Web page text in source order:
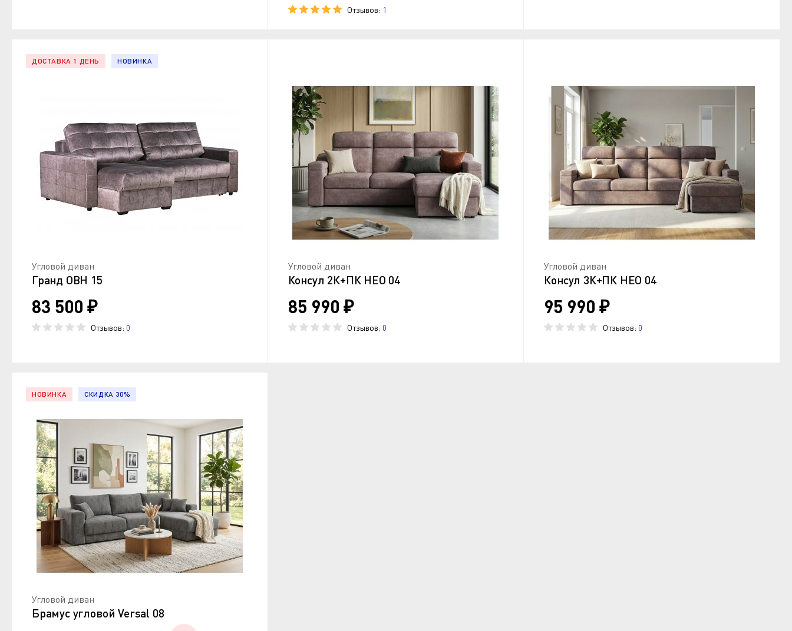
Отзывов: 1
Угловой диван
Гранд ОВН 15
83 500 ₽
Отзывов: 0
ДОСТАВКА 1 ДЕНЬ НОВИНКА
Угловой диван
Консул 2К+ПК НЕО 04
85 990 ₽
Отзывов: 0
Угловой диван
Консул 3К+ПК НЕО 04
95 990 ₽
Отзывов: 0
Угловой диван
Брамус угловой Versal 08
НОВИНКА СКИДКА 30%